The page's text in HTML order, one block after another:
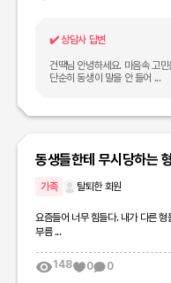
✔️상담사 답변
건땍님 안녕하세요. 마음속 고민을 나
단순히 동생이 말을 안 들어 ...
동생들한테 무시당하는
가족 탈퇴한 회원
요즘들어 너무 힘들다. 내가 다른
부름 ...
148 0 0